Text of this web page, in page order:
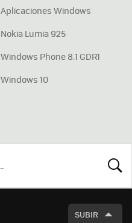
Aplicaciones Windows
Nokia Lumia 925
Windows Phone 8.1 GDR1
Windows 10
SUBIR